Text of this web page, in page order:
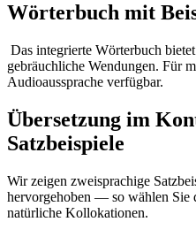
Wörterbuch mit
Das integrierte Wörterbuch
gebräuchliche Wendungen. Für
Audioaussprache verfügbar.
Übersetzung im
Satzbeispiele
Wir zeigen zweisprachige
hervorgehoben — so wählen Sie
natürliche Kollokationen.